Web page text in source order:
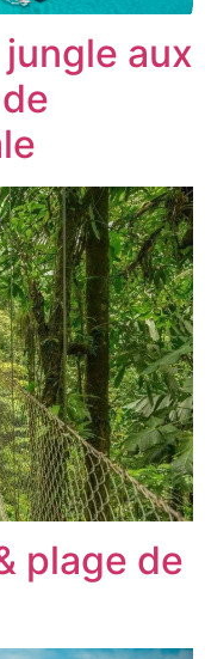
aux
plage de